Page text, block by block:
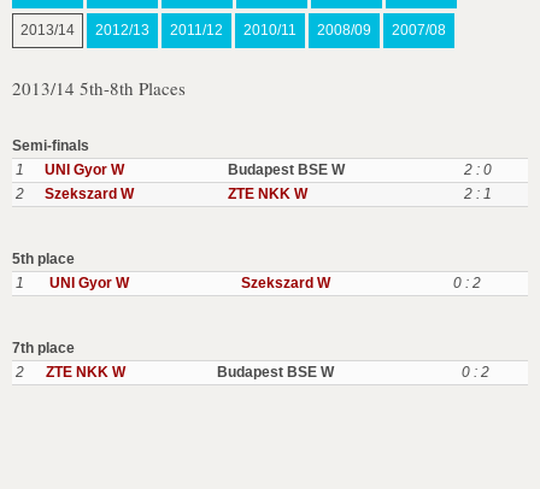
2013/14 2012/13 2011/12 2010/11 2008/09 2007/08
2013/14 5th-8th Places
Semi-finals
1
UNI Gyor W Budapest BSE W
2 : 0
2
Szekszard W ZTE NKK W 2 : 1
5th place
1
UNI Gyor W Szekszard W 0 : 2
7th place
2
ZTE NKK W Budapest BSE W 0 : 2